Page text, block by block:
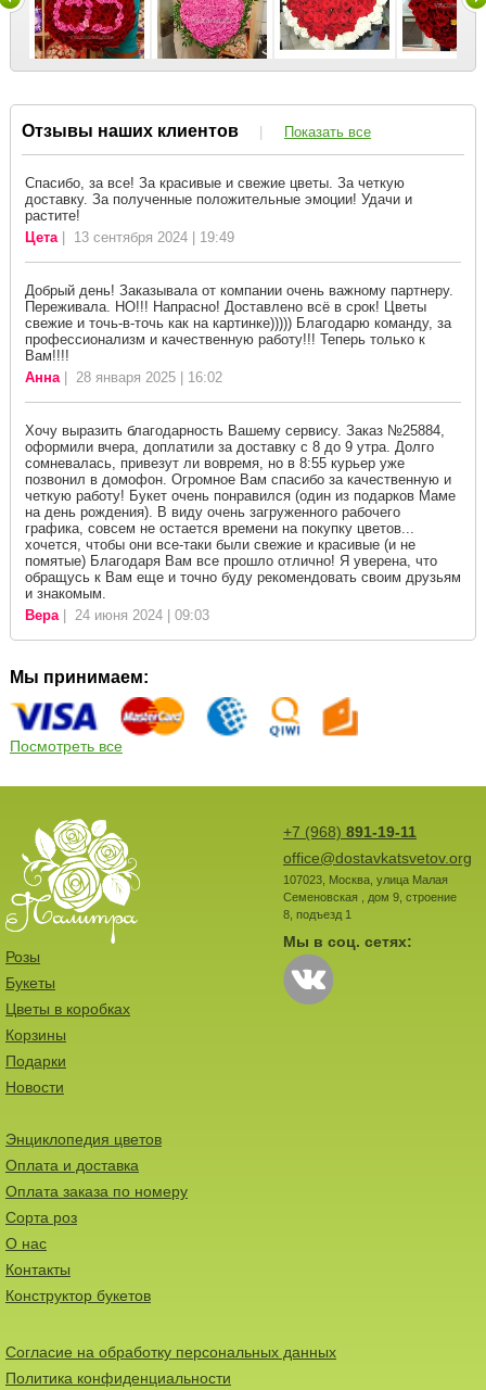
Отзывы наших клиентов | Показать все
Спасибо, за все! За красивые и свежие цветы. За четкую
доставку. За полученные положительные эмоции! Удачи и
растите!
Цета| 13 сентября 2024 | 19:49
Добрый день! Заказывала от компании очень важному партнеру.
Переживала. НО!!! Напрасно! Доставлено всё в срок! Цветы
свежие и точь-в-точь как на картинке))))) Благодарю команду, за
профессионализм и качественную работу!!! Теперь только к
Вам!!!!
Анна| 28 января 2025 | 16:02
Хочу выразить благодарность Вашему сервису. Заказ №25884,
оформили вчера, доплатили за доставку с 8 до 9 утра. Долго
сомневалась, привезут ли вовремя, но в 8:55 курьер уже
позвонил в домофон. Огромное Вам спасибо за качественную и
четкую работу! Букет очень понравился (один из подарков Маме
на день рождения). В виду очень загруженного рабочего
графика, совсем не остается времени на покупку цветов...
хочется, чтобы они все-таки были свежие и красивые (и не
помятые) Благодаря Вам все прошло отлично! Я уверена, что
обращусь к Вам еще и точно буду рекомендовать своим друзьям
и знакомым.
Вера| 24 июня 2024 | 09:03
Мы принимаем:
Посмотреть все
+7 (968) 891-19-11
office@dostavkatsvetov.org
107023, Москва, улица Малая
Семеновская , дом 9, строение
8, подъезд 1
Мы в соц. сетях:
Розы
Букеты
Цветы в коробках
Корзины
Подарки
Новости
Энциклопедия цветов
Оплата и доставка
Оплата заказа по номеру
Сорта роз
О нас
Контакты
Конструктор букетов
Согласие на обработку персональных данных
Политика конфиденциальности